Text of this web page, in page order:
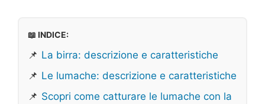
📖 INDICE:
📌 La birra: descrizione e caratteristiche
📌 Le lumache: descrizione e caratteristiche
📌 Scopri come catturare le lumache con la